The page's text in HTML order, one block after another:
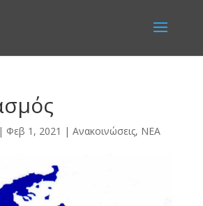
Φεβ 1, 2021 | Ανακοινώσεις, ΝΕΑ